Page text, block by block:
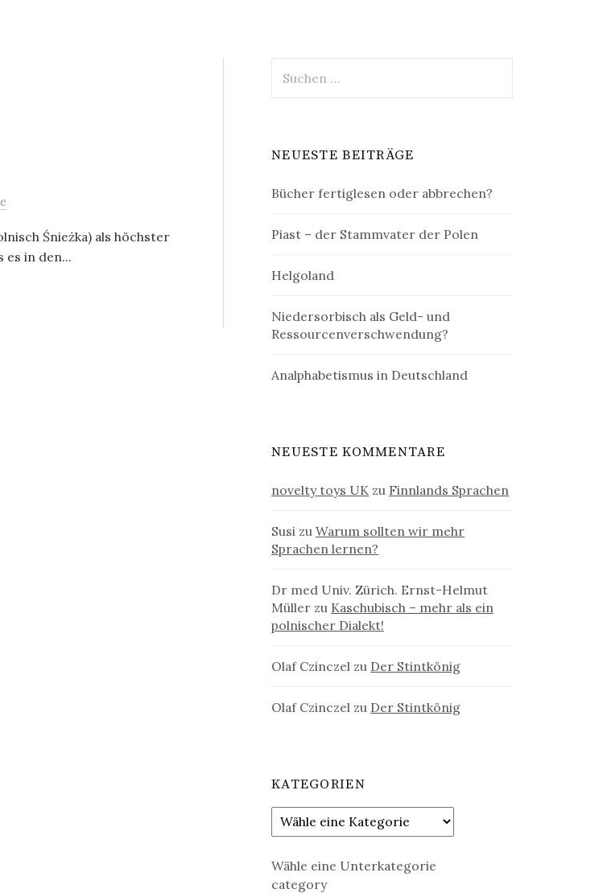
Śnieżka) als höchster
es in den...
nach:
NEUESTE BEITRÄGE
Bücher fertiglesen oder abbrechen?
Piast – der Stammvater der Polen
Helgoland
Niedersorbisch als Geld- und
Ressourcenverschwendung?
Analphabetismus in Deutschland
NEUESTE KOMMENTARE
novelty toys UK zu Finnlands Sprachen
Susi zuWarum sollten wir mehr
Sprachen lernen?
Dr med Univ. Zürich. Ernst-Helmut
Müller zu Kaschubisch – mehr als ein
polnischer Dialekt!
Olaf Czinczel zu Der Stintkönig
Olaf Czinczel zu Der Stintkönig
KATEGORIEN
Wähle eine Unterkategorie
category